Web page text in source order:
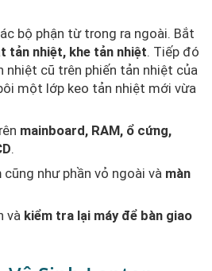
bộ phận từ trong ra ngoài. Bắt
tản nhiệt, khe tản nhiệt. Tiếp đó
nhiệt cũ trên phiến tản nhiệt của
một lớp keo tản nhiệt mới vừa
mainboard, RAM, ổ cứng,
.
cũng như phần vỏ ngoài và màn
vàkiểm tra lại máy để bàn giao